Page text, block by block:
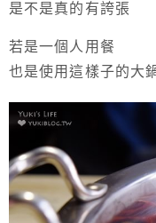
是不是真的有誇張
若是一個人用餐
也是使用這樣子的大